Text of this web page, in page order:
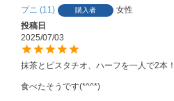
プニ 11 購入者
女性
投稿日
2025/07/03
抹茶とピスタチオ、ハーフを一人で2本！
食べたそうです(*^^*)